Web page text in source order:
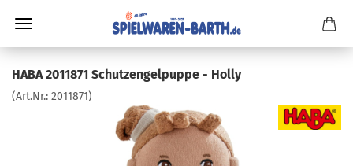
HABA 2011871 Schutzengelpuppe - Holly
(Art.Nr.: 2011871)